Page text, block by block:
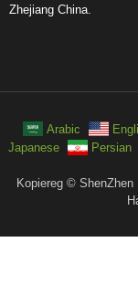
Zhejiang China.
Arabic
Japanese
Persian
Kopiereg ©